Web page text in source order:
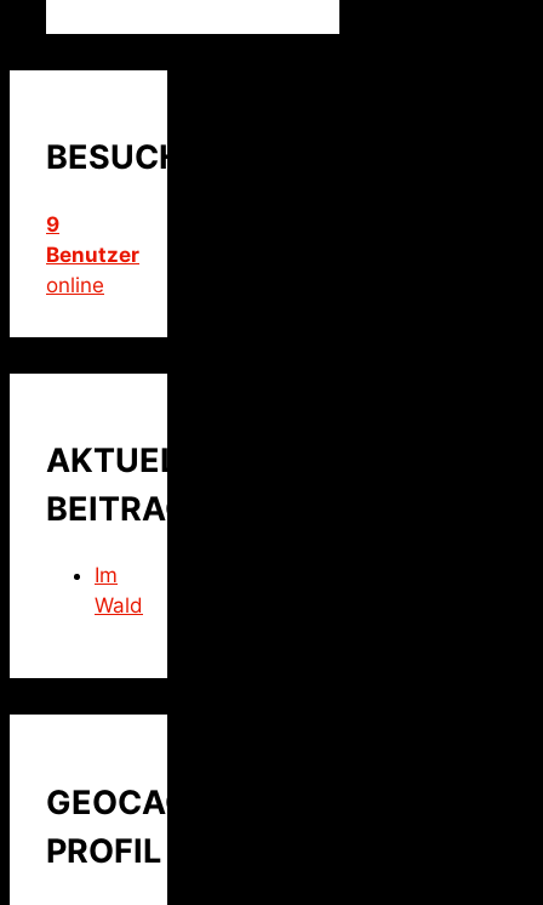
BESUCHER
9
Benutzer
online
AKTUELLER
BEITRAG
Im
Wald
GEOCACHING
PROFIL